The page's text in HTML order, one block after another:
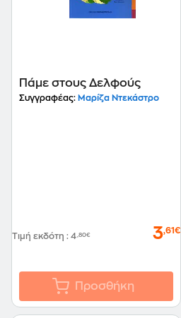
Πάμε στους Δελφούς
Συγγραφέας: Μαρίζα Ντεκάστρο
Τιμή εκδότη : 4,80€ 3,61€
Προσθήκη